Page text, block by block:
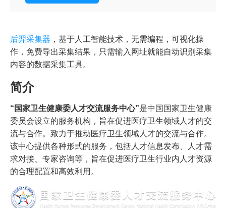
后羿采集器 ，基于人工智能技术，无需编程，可视化操
作，免费导出采集结果，只需输入网址就能自动识别采集
内容的数据采集工具。
简介
“国家卫生健康委人才交流服务中心”是中国国家卫生健康
委员会设立的服务机构，旨在促进医疗卫生领域人才的交
流与合作。致力于推动医疗卫生领域人才的交流与合作。
该中心提供各种形式的服务，包括人才信息发布、人才需
求对接、专家咨询等，旨在促进医疗卫生行业内人才资源
的合理配置和高效利用。